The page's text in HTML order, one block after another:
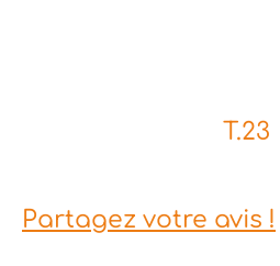
T.23
Partagez votre avis !